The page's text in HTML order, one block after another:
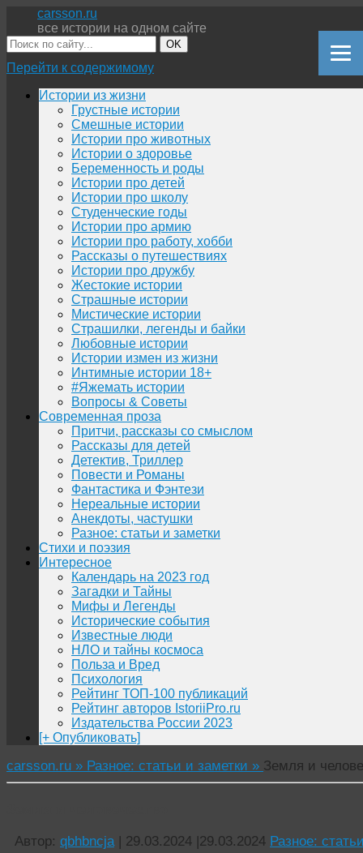
carsson.ru
все истории на одном сайте
OK
Перейти к содержимому
Истории из жизни
Грустные истории
Смешные истории
Истории про животных
Истории о здоровье
Беременность и роды
Истории про детей
Истории про школу
Студенческие годы
Истории про армию
Истории про работу, хобби
Рассказы о путешествиях
Истории про дружбу
Жестокие истории
Страшные истории
Мистические истории
Страшилки, легенды и байки
Любовные истории
Истории измен из жизни
Интимные истории 18+
#Яжемать истории
Вопросы & Советы
Современная проза
Притчи, рассказы со смыслом
Рассказы для детей
Детектив, Триллер
Повести и Романы
Фантастика и Фэнтези
Нереальные истории
Анекдоты, частушки
Разное: статьи и заметки
Стихи и поэзия
Интересное
Календарь на 2023 год
Загадки и Тайны
Мифы и Легенды
Исторические события
Известные люди
НЛО и тайны космоса
Польза и Вред
Психология
Рейтинг ТОП-100 публикаций
Рейтинг авторов IstoriiPro.ru
Издательства России 2023
[+ Опубликовать]
carsson.ru » Разное: статьи и заметки » Земля и
Автор: qbhbncja | 29.03.2024 |29.03.2024 Разное: